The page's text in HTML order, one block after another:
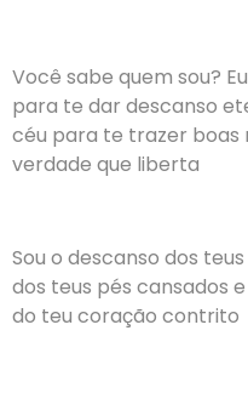
Você sabe quem sou?
para te dar descanso
céu para te trazer boas
verdade que liberta
Sou o descanso dos
dos teus pés cansados
do teu coração contrito